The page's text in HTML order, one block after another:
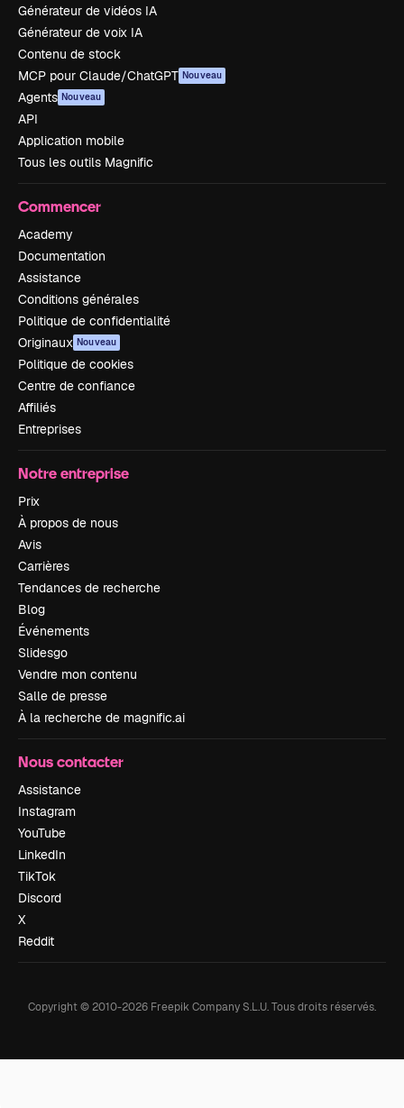
Générateur de vidéos IA
Générateur de voix IA
Contenu de stock
MCP pour Claude/ChatGPT Nouveau
Agents Nouveau
API
Application mobile
Tous les outils Magnific
Commencer
Academy
Documentation
Assistance
Conditions générales
Politique de confidentialité
Originaux Nouveau
Politique de cookies
Centre de confiance
Affiliés
Entreprises
Notre entreprise
Prix
À propos de nous
Avis
Carrières
Tendances de recherche
Blog
Événements
Slidesgo
Vendre mon contenu
Salle de presse
À la recherche de magnific.ai
Nous contacter
Assistance
Instagram
YouTube
LinkedIn
TikTok
Discord
X
Reddit
Copyright © 2010-2026 Freepik Company S.L.U.Tous droits réservés.